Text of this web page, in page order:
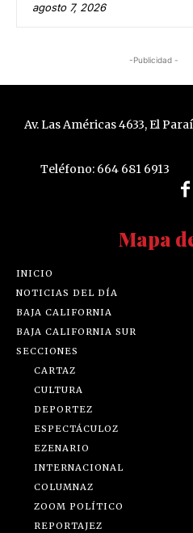
agosto 7, 2026
-Publicidad -
Av. Las Américas 4633, El
Teléfono: 664 681 6913
Mapa
INICIO
NOTICIAS DEL DÍA
BAJA CALIFORNIA
BAJA CALIFORNIA SUR
SECCIONES
CARTAZ
CULTURA
DEPORTEZ
ESPECTÁCULOZ
EZENARIO
INTERNACIONAL
COLUMNAZ
ZOOM POLÍTICO
REPORTAJEZ